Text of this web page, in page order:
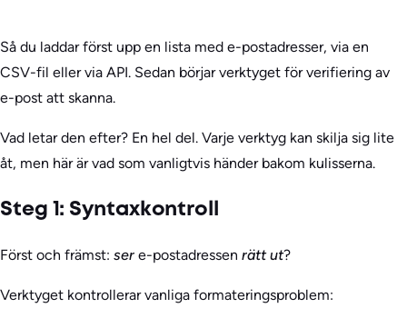
Så du laddar först upp en lista med e-postadresser, via en
CSV-fil eller via API. Sedan börjar verktyget för verifiering av
e-post att skanna.
Vad letar den efter? En hel del. Varje verktyg kan skilja sig lite
åt, men här är vad som vanligtvis händer bakom kulisserna.
Steg 1: Syntaxkontroll
Först och främst: ser e-postadressen rätt ut?
Verktyget kontrollerar vanliga formateringsproblem: